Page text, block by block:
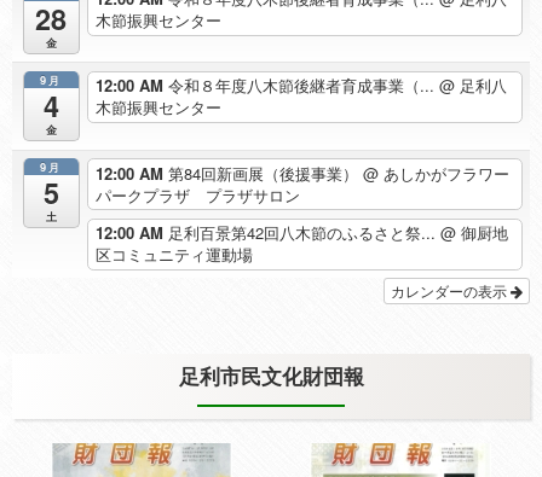
28
金
木節振興センター
9月
4
金
12:00 AM 令和８年度八木節後継者育成事業（... @ 足利八
木節振興センター
9月
5
土
12:00 AM 第84回新画展（後援事業） @ あしかがフラワー
パークプラザ プラザサロン
12:00 AM 足利百景第42回八木節のふるさと祭... @ 御厨地
区コミュニティ運動場
カレンダーの表示
足利市民文化財団報